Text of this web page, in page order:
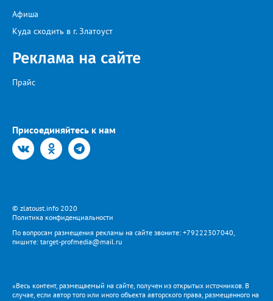
Афиша
Куда сходить в г. Златоуст
Реклама на сайте
Прайс
Присоединяйтесь к нам
© zlatoust.info 2020
Политика конфиденциальности
По вопросам размещения рекламы на сайте звоните: +79222307040,
пишите: target-profmedia@mail.ru
«Весь контент, размещаемый на сайте, получен из открытых источников. В
случае, если автор того или иного объекта авторского права, размещенного на